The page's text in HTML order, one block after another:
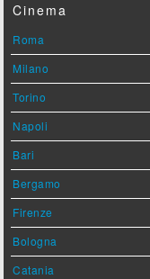
Cinema
Roma
Milano
Torino
Napoli
Bari
Bergamo
Firenze
Bologna
Catania